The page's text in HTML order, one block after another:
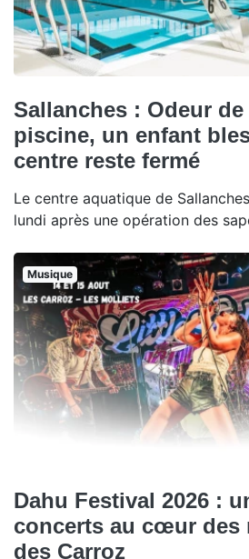
Sallanches : Odeur
piscine, un enfant
centre reste fermé
Le centre aquatique de
lundi après une opération des
Musique
Dahu Festival 2026 :
concerts au cœur des
des Carroz